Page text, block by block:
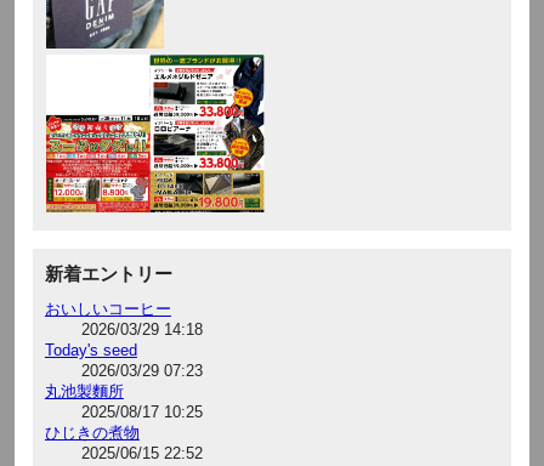
新着エントリー
おいしいコーヒー
2026/03/29 14:18
Today's seed
2026/03/29 07:23
丸池製麵所
2025/08/17 10:25
ひじきの煮物
2025/06/15 22:52